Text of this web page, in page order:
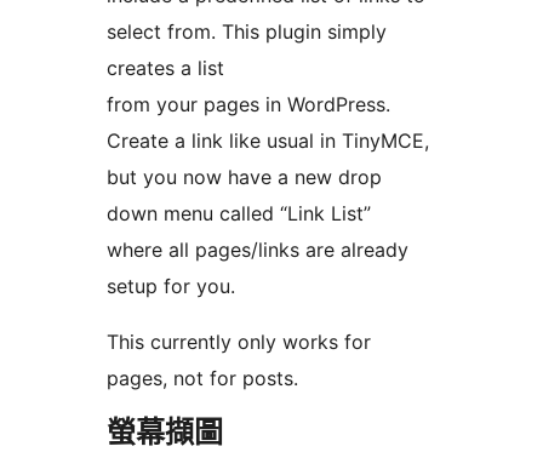
select from. This plugin simply
creates a list
from your pages in WordPress.
Create a link like usual in TinyMCE,
but you now have a new drop
down menu called “Link List”
where all pages/links are already
setup for you.
This currently only works for
pages, not for posts.
螢幕擷圖